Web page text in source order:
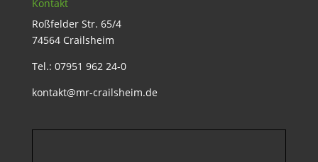
Kontakt
Roßfelder Str. 65/4
74564 Crailsheim
Tel.: 07951 962 24-0
kontakt@mr-crailsheim.de